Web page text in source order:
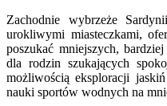
Zachodnie wybrzeże
urokliwymi miasteczkami,
poszukać mniejszych,
dla rodzin szukających
możliwością eksploracji
nauki sportów wodnych na